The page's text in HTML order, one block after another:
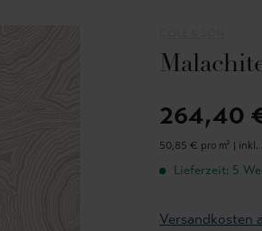
264,40
50,85 € pro m² | inkl.
Lieferzeit: 5
Versandkosten